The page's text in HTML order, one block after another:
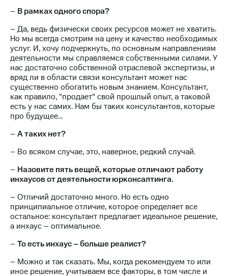
– В рамках одного спора?
– Да, ведь физически своих ресурсов может не хватить.
Но мы всегда смотрим на цену и качество необходимых
услуг. И, хочу подчеркнуть, по основным направлениям
деятельности мы справляемся собственными силами. У
нас достаточно собственной отраслевой экспертизы, и
вряд ли в области связи консультант может нас
существенно обогатить новым знанием. Консультант,
как правило, "продает" свой прошлый опыт, а таковой
есть у нас самих. Нам бы таких консультантов, которые
про будущее…
–А таких нет?
– Во всяком случае, это, наверное, редкий случай.
– Назовите пять вещей, которые отличают работу
инхаусов от деятельности юрконсалтинга.
– Отличий достаточно много. Но есть одно
принципиальное отличие, которое определяет все
остальное: консультант предлагает идеальное решение,
а инхаус – оптимальное.
–То есть инхаус – больше реалист?
– Можно и так сказать. Мы, когда рекомендуем то или
иное решение, учитываем все факторы, в том числе и